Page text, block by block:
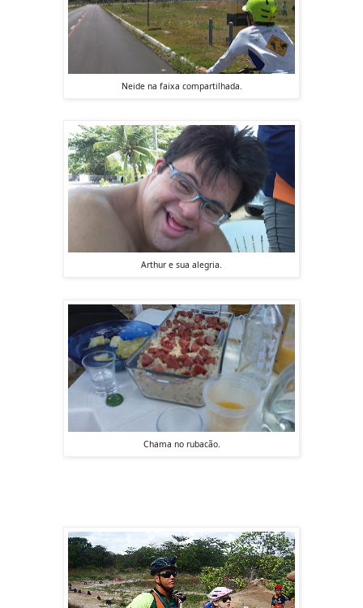
Neide na faixa compartilhada.
Arthur e sua alegria.
Chama no rubacão.